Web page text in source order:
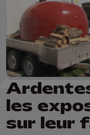
les
sur leur